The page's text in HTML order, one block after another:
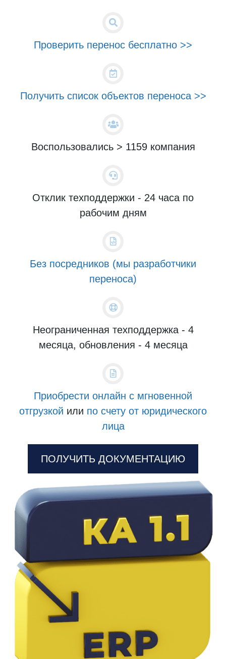
Проверить перенос бесплатно >>
Получить список объектов переноса >>
Воспользовались > 1159 компания
Отклик техподдержки - 24 часа по
рабочим дням
Без посредников (мы разработчики
переноса)
Неограниченная техподдержка - 4
месяца, обновления - 4 месяца
Приобрести онлайн с мгновенной
отгрузкой или по счету от юридического
лица
ПОЛУЧИТЬ ДОКУМЕНТАЦИЮ